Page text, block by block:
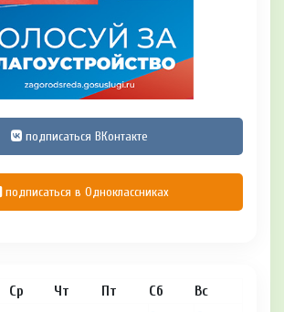
подписаться ВКонтакте
подписаться в Одноклассниках
Ср Чт Пт Сб Вс